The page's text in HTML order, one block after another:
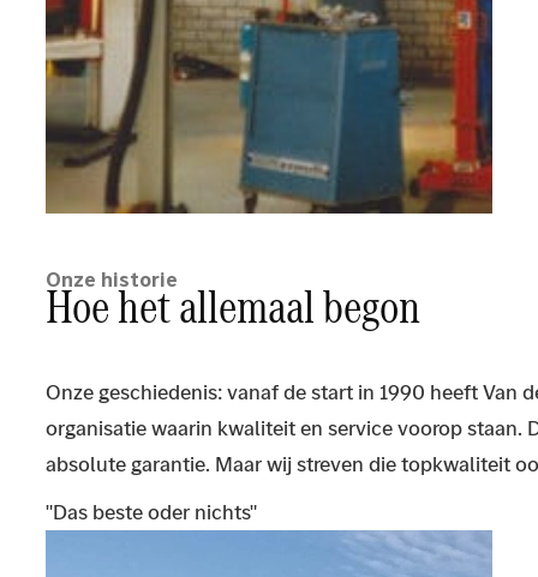
Onze historie
Hoe het allemaal begon
Onze geschiedenis: vanaf de start in 1990 heeft
organisatie waarin kwaliteit en service voorop staan.
absolute garantie. Maar wij streven die topkwaliteit
"Das beste oder nichts"